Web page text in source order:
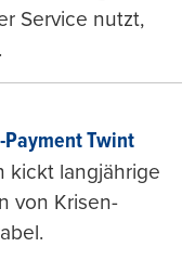
Service nutzt,
Payment Twint
kickt langjährige
von Krisen-